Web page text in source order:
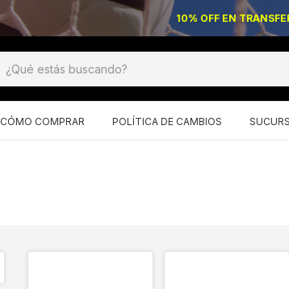
10% OFF EN
CÓMO COMPRAR POLÍTICA DE CAMBIOS